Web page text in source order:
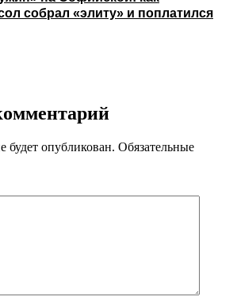
собрал «элиту» и поплатился
будет опубликован. Обязательные